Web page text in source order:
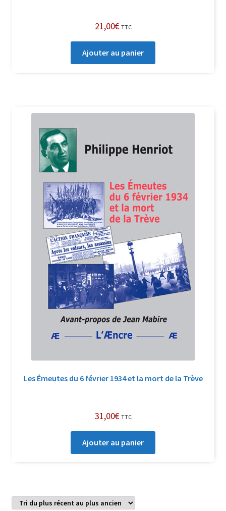
21,00€ TTC
Ajouter au panier
Les Émeutes du 6 février 1934 et la mort de la Trève
31,00€ TTC
Ajouter au panier